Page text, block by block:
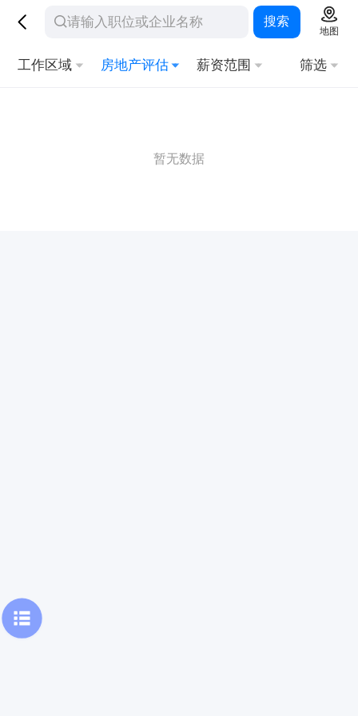
搜索
地图
工作区域 房地产评估 薪资范围 筛选
暂无数据